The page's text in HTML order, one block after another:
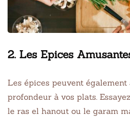
2. Les Epices
Les épices peuvent également
profondeur à vos plats.
le ras el hanout ou le garam